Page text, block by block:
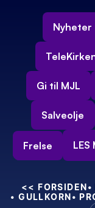
Nyheter
Gi til MJL
Salveolje
Frelse
<< FORSIDEN
• GULLKORN•